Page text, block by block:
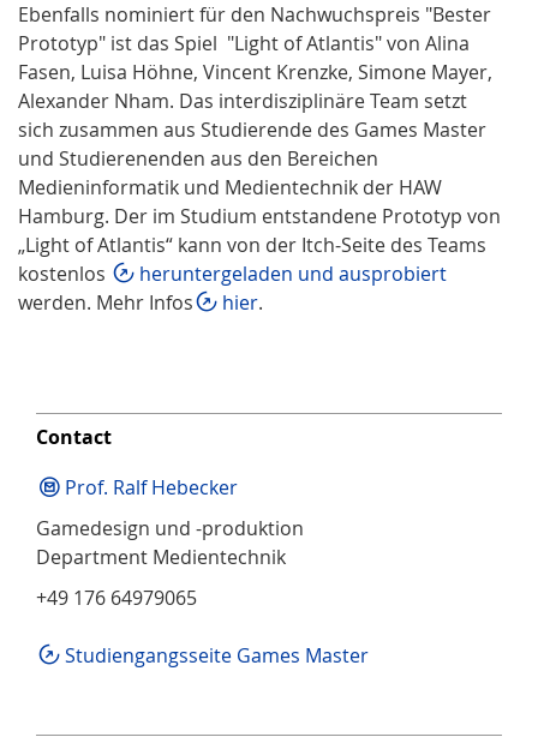
Ebenfalls nominiert für den Nachwuchspreis "Bester
Prototyp" ist das Spiel "Light of Atlantis" von Alina
Fasen, Luisa Höhne, Vincent Krenzke, Simone Mayer,
Alexander Nham. Das interdisziplinäre Team setzt
sich zusammen aus Studierende des Games Master
und Studierenenden aus den Bereichen
Medieninformatik und Medientechnik der HAW
Hamburg. Der im Studium entstandene Prototyp von
„Light of Atlantis“ kann von der Itch-Seite des Teams
kostenlos
heruntergeladen und ausprobiert
werden. Mehr Infos
hier.
Contact
Prof. Ralf Hebecker
Gamedesign und -produktion
Department Medientechnik
+49 176 64979065
Studiengangsseite Games Master